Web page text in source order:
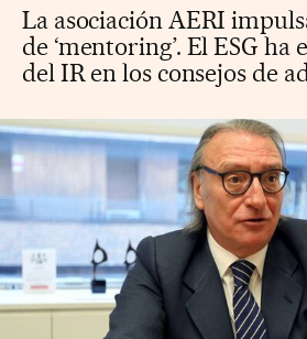
La asociación AERI
de ‘mentoring’. El ESG ha
del IR en los consejos de